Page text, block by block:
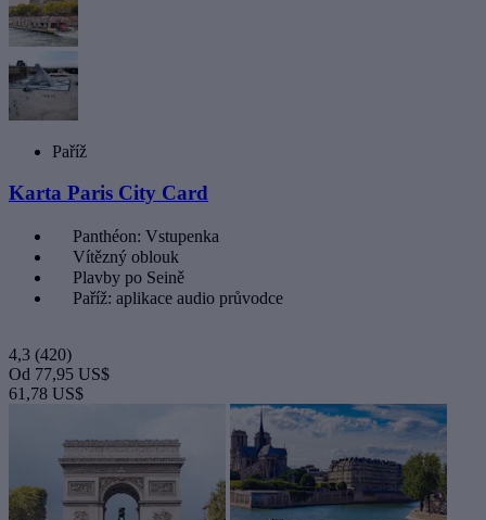
Paříž
Karta Paris City Card
Panthéon: Vstupenka
Vítězný oblouk
Plavby po Seině
Paříž: aplikace audio průvodce
4,3 (420)
Od 77,95 US$
61,78 US$